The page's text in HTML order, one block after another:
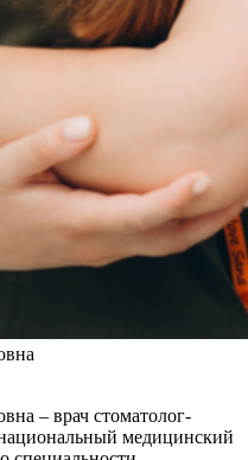
– врач стоматолог-
медицинский